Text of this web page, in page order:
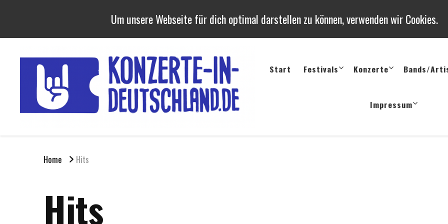
Um unsere Webseite für dich optimal darstellen zu können, verwenden wir Cookies.
Start Festivals Konzerte Bands/
Impressum
Home Hits
Hits